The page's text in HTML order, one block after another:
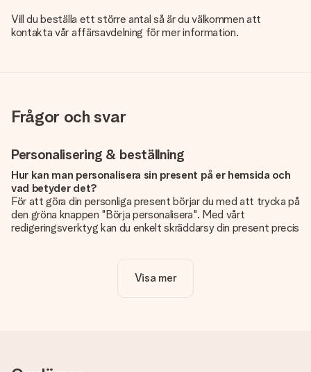
Vill du beställa ett större antal så är du välkommen att
kontakta vår affärsavdelning för mer information.
Frågor och svar
Personalisering & beställning
Hur kan man personalisera sin present på er hemsida och
vad betyder det?
För att göra din personliga present börjar du med att trycka på
den gröna knappen "Börja personalisera". Med vårt
redigeringsverktyg kan du enkelt skräddarsy din present precis
Kostar det något extra att personalisera sin present?
Visa mer